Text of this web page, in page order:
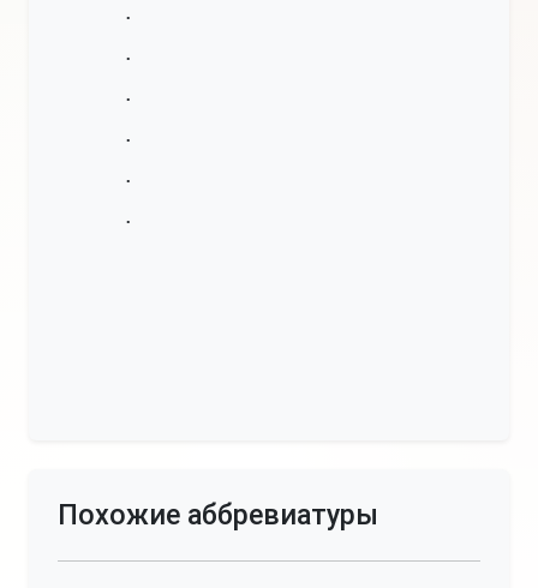
•
•
•
•
•
•
Похожие аббревиатуры